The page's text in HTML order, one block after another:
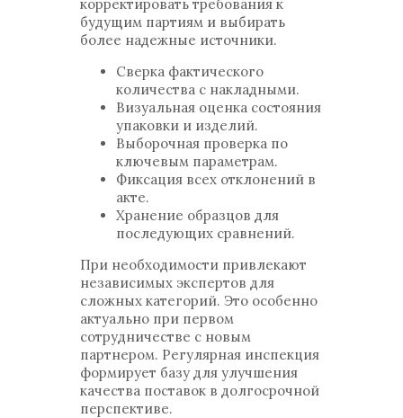
корректировать требования к
будущим партиям и выбирать
более надежные источники.
Сверка фактического
количества с накладными.
Визуальная оценка состояния
упаковки и изделий.
Выборочная проверка по
ключевым параметрам.
Фиксация всех отклонений в
акте.
Хранение образцов для
последующих сравнений.
При необходимости привлекают
независимых экспертов для
сложных категорий. Это особенно
актуально при первом
сотрудничестве с новым
партнером. Регулярная инспекция
формирует базу для улучшения
качества поставок в долгосрочной
перспективе.